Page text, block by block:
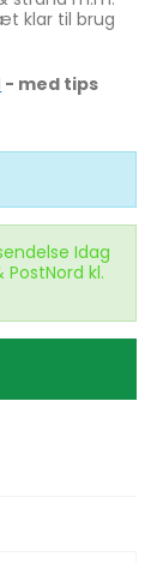
klar til brug
- med tips
Idag
PostNord kl.